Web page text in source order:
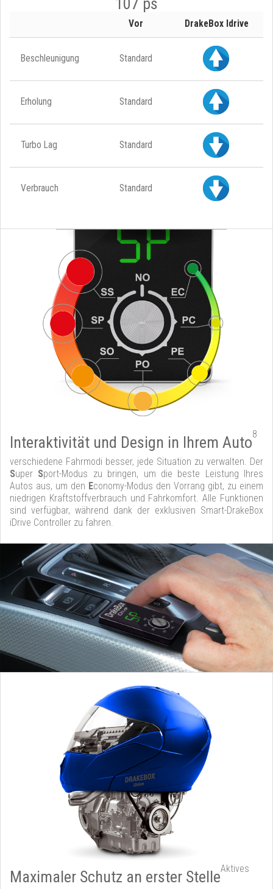
Vor DrakeBox Idrive
Beschleunigung Standard
Erholung Standard
Turbo Lag Standard
Verbrauch Standard
Interaktivität und Design in Ihrem Auto8
verschiedene Fahrmodi besser, jede Situation zu verwalten. Der
Super Sport-Modus zu bringen, um die beste Leistung Ihres
Autos aus, um den Economy-Modus den Vorrang gibt, zu einem
niedrigen Kraftstoffverbrauch und Fahrkomfort. Alle Funktionen
sind verfügbar, während dank der exklusiven Smart-DrakeBox
iDrive Controller zu fahren.
Maximaler Schutz an erster StelleAktives